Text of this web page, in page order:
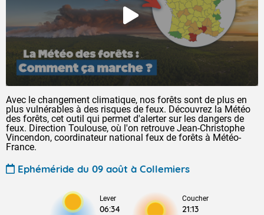
Avec le changement climatique, nos forêts sont de plus en
plus vulnérables à des risques de feux. Découvrez la Météo
des forêts, cet outil qui permet d'alerter sur les dangers de
feux. Direction Toulouse, où l'on retrouve Jean-Christophe
Vincendon, coordinateur national feux de forêts à Météo-
France.
Ephéméride du 09 août à Collemiers
Lever
06:34
Coucher
21:13